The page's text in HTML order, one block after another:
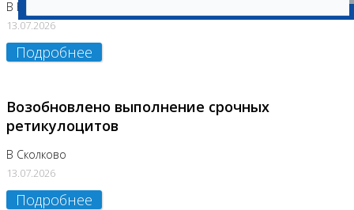
В Бутово
13.07.2026
Подробнее
Возобновлено выполнение срочных
ретикулоцитов
В Сколково
13.07.2026
Подробнее